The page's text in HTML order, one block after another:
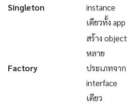
Singleton
instance
เดียวทั้ง app
Factory
สร้าง object
หลาย
ประเภทจาก
interface
เดียว